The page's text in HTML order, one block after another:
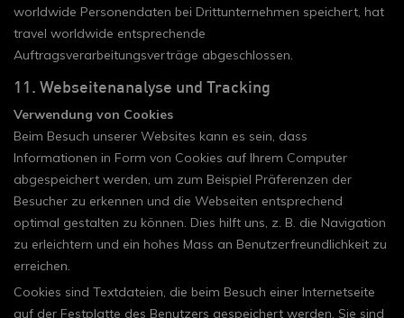
worldwide Personendaten bei Drittunternehmen speichert, hat
travel worldwide entsprechende
Auftragsverarbeitungsverträge abgeschlossen.
11. Webseitenanalyse und Tracking
Verwendung von Cookies
Beim Besuch unserer Websites kann es sein, dass
Informationen in Form von Cookies auf Ihrem Computer
abgespeichert werden, um zum Beispiel Präferenzen der
Besucher zu erkennen und die Webseiten entsprechend
optimal gestalten zu können. Dies hilft uns, z. B. die Navigation
zu erleichtern und ein hohes Mass an Benutzerfreundlichkeit zu
erreichen.
Cookies sind Textdateien, die beim Besuch einer Internetseite
auf der Festplatte des Benutzers gespeichert werden. Sie sind